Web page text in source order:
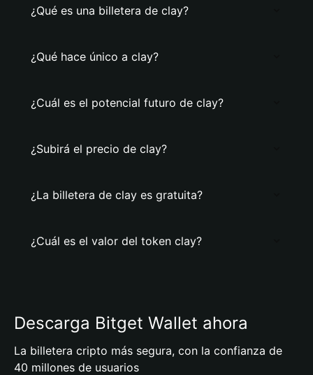
¿Qué es una billetera de clay?
¿Qué hace único a clay?
¿Cuál es el potencial futuro de clay?
¿Subirá el precio de clay?
¿La billetera de clay es gratuita?
¿Cuál es el valor del token clay?
Descarga Bitget Wallet ahora
La billetera cripto más segura, con la confianza de
40 millones de usuarios